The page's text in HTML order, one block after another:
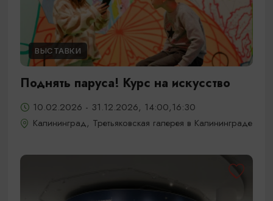
ВЫСТАВКИ
Поднять паруса! Курс на искусство
10.02.2026 - 31.12.2026, 14:00,16:30
Калининград, Третьяковская галерея в Калининграде